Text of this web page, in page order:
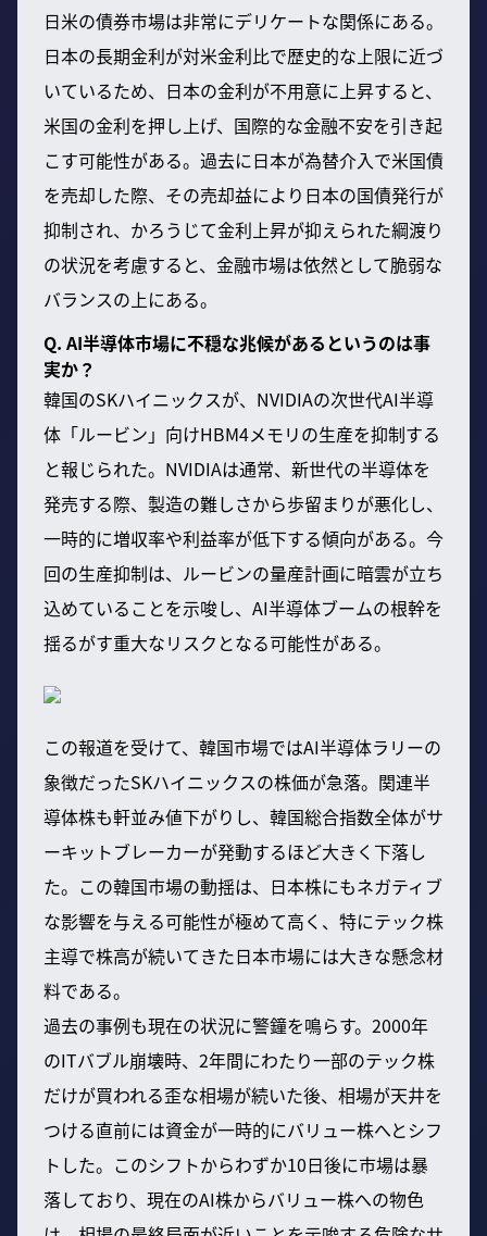
日米の債券市場は非常にデリケートな関係にある。
日本の長期金利が対米金利比で歴史的な上限に近づ
いているため、日本の金利が不用意に上昇すると、
米国の金利を押し上げ、国際的な金融不安を引き起
こす可能性がある。過去に日本が為替介入で米国債
を売却した際、その売却益により日本の国債発行が
抑制され、かろうじて金利上昇が抑えられた綱渡り
の状況を考慮すると、金融市場は依然として脆弱な
バランスの上にある。
Q. AI半導体市場に不穏な兆候があるというのは事
実か？
韓国のSKハイニックスが、NVIDIAの次世代AI半導
体「ルービン」向けHBM4メモリの生産を抑制する
と報じられた。NVIDIAは通常、新世代の半導体を
発売する際、製造の難しさから歩留まりが悪化し、
一時的に増収率や利益率が低下する傾向がある。今
回の生産抑制は、ルービンの量産計画に暗雲が立ち
込めていることを示唆し、AI半導体ブームの根幹を
揺るがす重大なリスクとなる可能性がある。
この報道を受けて、韓国市場ではAI半導体ラリーの
象徴だったSKハイニックスの株価が急落。関連半
導体株も軒並み値下がりし、韓国総合指数全体がサ
ーキットブレーカーが発動するほど大きく下落し
た。この韓国市場の動揺は、日本株にもネガティブ
な影響を与える可能性が極めて高く、特にテック株
主導で株高が続いてきた日本市場には大きな懸念材
料である。
過去の事例も現在の状況に警鐘を鳴らす。2000年
のITバブル崩壊時、2年間にわたり一部のテック株
だけが買われる歪な相場が続いた後、相場が天井を
つける直前には資金が一時的にバリュー株へとシフ
トした。このシフトからわずか10日後に市場は暴
落しており、現在のAI株からバリュー株への物色